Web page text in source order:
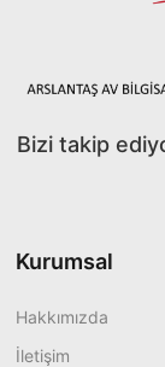
Bizi takip
Kurumsal
Hakkımızda
İletişim